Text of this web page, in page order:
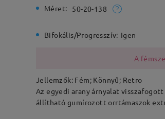
Méret: 50-20-138
Bifokális/Progresszív: Igen
A
Jellemzők: Fém; Könnyű; Retro
Az egyedi arany árnyalat
állítható gumírozott orrtámaszok